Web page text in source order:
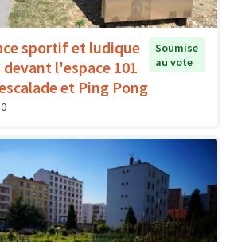
sportif et ludique
l'espace 101
et Ping Pong
Soumise
au vote
0